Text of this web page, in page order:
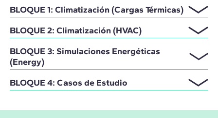
BLOQUE 1: Climatización (Cargas Térmicas)
BLOQUE 2: Climatización (HVAC)
BLOQUE 3: Simulaciones Energéticas
(Energy)
BLOQUE 4: Casos de Estudio